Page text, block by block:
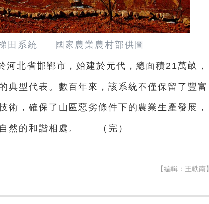
田系統 國家農業農村部供圖
河北省邯鄲市，始建於元代，總面積21萬畝，
典型代表。數百年來，該系統不僅保留了豐富
術，確保了山區惡劣條件下的農業生產發展，
自然的和諧相處。 （完）
【編輯：王軼南】